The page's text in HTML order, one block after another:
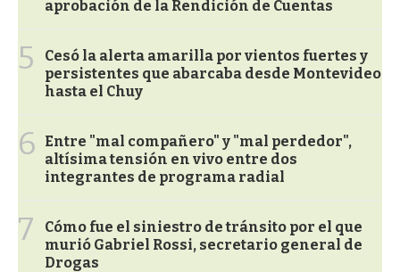
aprobación de la Rendición de Cuentas
5
Cesó la alerta amarilla por vientos fuertes y
persistentes que abarcaba desde Montevideo
hasta el Chuy
6
Entre "mal compañero" y "mal perdedor",
altísima tensión en vivo entre dos
integrantes de programa radial
7
Cómo fue el siniestro de tránsito por el que
murió Gabriel Rossi, secretario general de
Drogas